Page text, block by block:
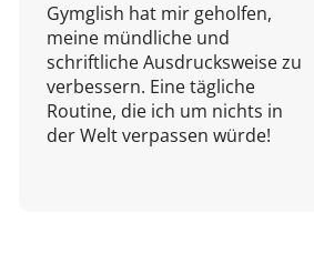
Gymglish hat mir geholfen,
meine mündliche und
schriftliche Ausdrucksweise zu
verbessern. Eine tägliche
Routine, die ich um nichts in
der Welt verpassen würde!